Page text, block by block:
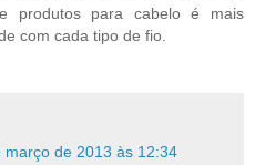
produtos para cabelo é mais
com cada tipo de fio.
março de 2013 às 12:34